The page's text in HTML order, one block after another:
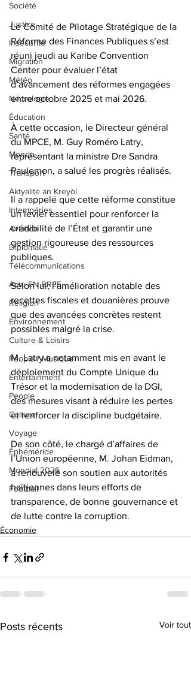
Société
Justice
Insécurité
Migration
Météo
Nécrologie
Éducation
Santé
Monde
Transport
Aktyalite an Kreyòl
Intempéries
Aviation
Diplomatie
Télécommunications
Actu EN BREF
Religion
Environnement
Culture & Loisirs
People / Musique
Entertainment
People
Culture
Voyage
Éphéméride
Mondial 2026
Football
Le Comité de Pilotage Stratégique de la
Réforme des Finances Publiques s’est
réuni jeudi au Karibe Convention
Center pour évaluer l’état
d’avancement des réformes engagées
entre octobre 2025 et mai 2026.
À cette occasion, le Directeur général
du MPCE, M. Guy Roméro Latry,
représentant la ministre Dre Sandra
Paulemon, a salué les progrès réalisés.
Il a rappelé que cette réforme constitue
un levier essentiel pour renforcer la
crédibilité de l’État et garantir une
gestion rigoureuse des ressources
publiques.
Selon lui, l’amélioration notable des
recettes fiscales et douanières prouve
que des avancées concrètes restent
possibles malgré la crise.
M. Latry a notamment mis en avant le
déploiement du Compte Unique du
Trésor et la modernisation de la DGI,
des mesures visant à réduire les pertes
et renforcer la discipline budgétaire.
De son côté, le chargé d’affaires de
l’Union européenne, M. Johan Eidman,
a renouvelé son soutien aux autorités
haïtiennes dans leurs efforts de
transparence, de bonne gouvernance et
de lutte contre la corruption.
Économie
Posts récents Voir tout